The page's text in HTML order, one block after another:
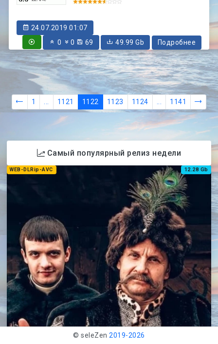
24.07.2019 01:07
0
0 69 49.99 Gb Подробнее
1 ... 1121 1122 1123 1124 ... 1141
Покемон. Детектив Пикачу /
Pokémon Detective Pikachu
(2019) BDRip 1080p от селезень | D,
Приключения
Фэнтези/BDRip 1080p/
История начинается с таинственного исчезновения
частного детектива экстра- класса Гарри Гудмана,
расследовать которое предстоит его 21-летнему
сыну Тиму. Помощь в расследовании ему окажет
бывший партнер отца, детектив Пикачу -
уморительный, остроумный и обаятельный сыщик,
который является загадкой даже для себя самого.
Обнаружив, что они каким-то фантастическим
образом способны общаться друг с другом, Тим и
Пикачу объединяют усилия в захватывающем
расследовании этой запутанной истории. В погоне за
уликами по неоновым улицам Райм Сити -
© seleZen2019-2026